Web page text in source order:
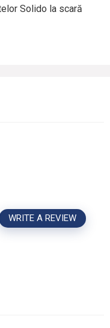
Solido la scară
WRITE A REVIEW